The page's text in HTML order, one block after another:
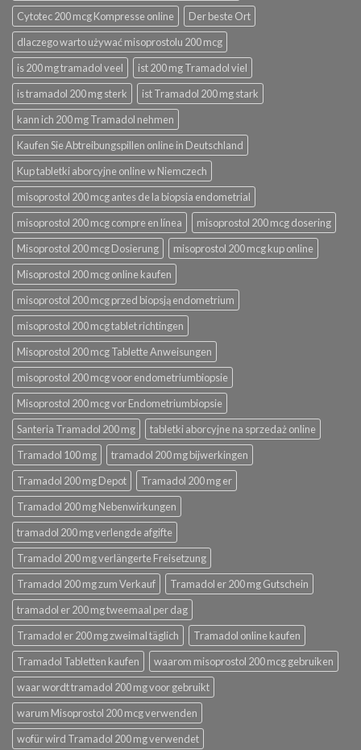
Cytotec 200 mcg Kompresse online
Der beste Ort
dlaczego warto używać misoprostolu 200 mcg
is 200 mg tramadol veel
ist 200 mg Tramadol viel
is tramadol 200 mg sterk
ist Tramadol 200 mg stark
kann ich 200 mg Tramadol nehmen
Kaufen Sie Abtreibungspillen online in Deutschland
Kup tabletki aborcyjne online w Niemczech
misoprostol 200 mcg antes de la biopsia endometrial
misoprostol 200 mcg compre en línea
misoprostol 200 mcg dosering
Misoprostol 200 mcg Dosierung
misoprostol 200 mcg kup online
Misoprostol 200 mcg online kaufen
misoprostol 200 mcg przed biopsją endometrium
misoprostol 200 mcg tablet richtingen
Misoprostol 200 mcg Tablette Anweisungen
misoprostol 200 mcg voor endometriumbiopsie
Misoprostol 200 mcg vor Endometriumbiopsie
Santeria Tramadol 200 mg
tabletki aborcyjne na sprzedaż online
Tramadol 100 mg
tramadol 200 mg bijwerkingen
Tramadol 200 mg Depot
Tramadol 200 mg er
Tramadol 200 mg Nebenwirkungen
tramadol 200 mg verlengde afgifte
Tramadol 200 mg verlängerte Freisetzung
Tramadol 200 mg zum Verkauf
Tramadol er 200 mg Gutschein
tramadol er 200 mg tweemaal per dag
Tramadol er 200 mg zweimal täglich
Tramadol online kaufen
Tramadol Tabletten kaufen
waarom misoprostol 200 mcg gebruiken
waar wordt tramadol 200 mg voor gebruikt
warum Misoprostol 200 mcg verwenden
wofür wird Tramadol 200 mg verwendet